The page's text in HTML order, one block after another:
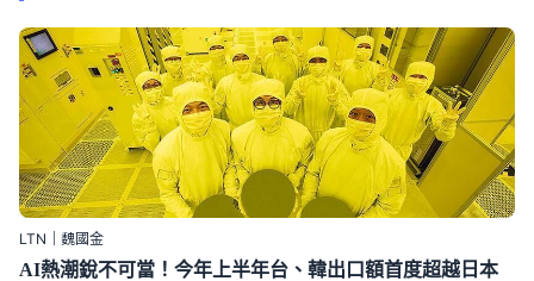
LTN｜魏國金
AI熱潮銳不可當！今年上半年台、韓出口額首度超越日本